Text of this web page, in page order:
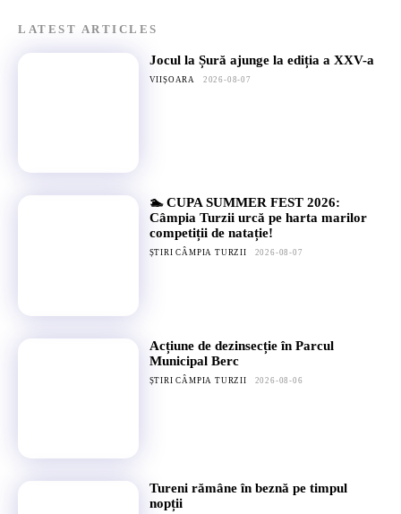
LATEST ARTICLES
Jocul la Șură ajunge la ediția a XXV-a
VIIȘOARA 2026-08-07
🏊 CUPA SUMMER FEST 2026:
Câmpia Turzii urcă pe harta marilor
competiții de natație!
ȘTIRI CÂMPIA TURZII 2026-08-07
Acțiune de dezinsecție în Parcul
Municipal Berc
ȘTIRI CÂMPIA TURZII 2026-08-06
Tureni rămâne în beznă pe timpul
nopții